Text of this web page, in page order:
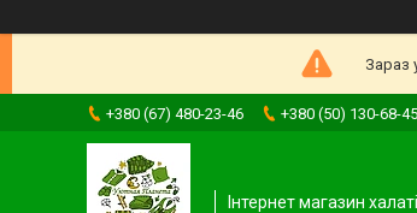
Зараз
+380 (67) 480-23-46 +380 (50) 130-68-45
Інтернет магазин